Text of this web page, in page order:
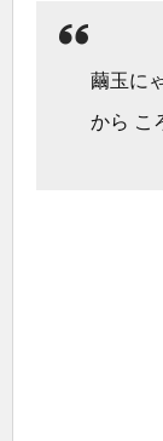
繭玉に
から こ